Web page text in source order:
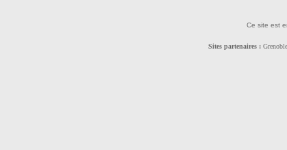
Ce site est
Sites partenaires :Grenoble